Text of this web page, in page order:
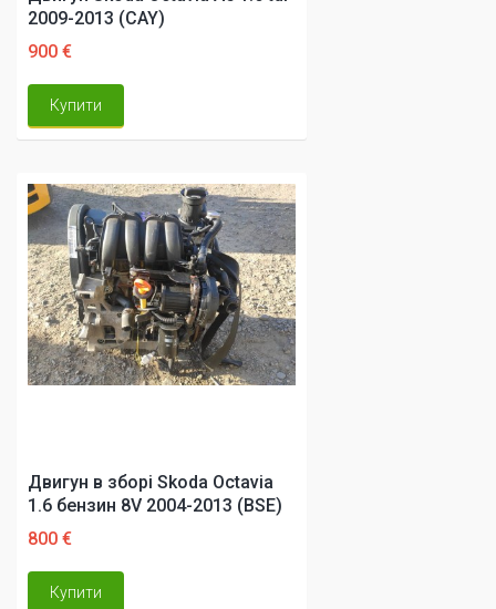
2009-2013 (CAY)
900 €
Купити
Двигун в зборі Skoda Octavia
1.6 бензин 8V 2004-2013 (BSE)
800 €
Купити